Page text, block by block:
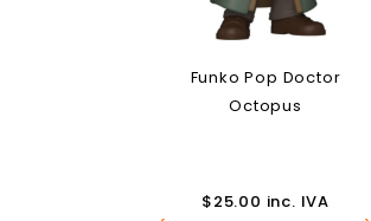
Funko Pop Doctor
Octopus
$25.00 inc. IVA